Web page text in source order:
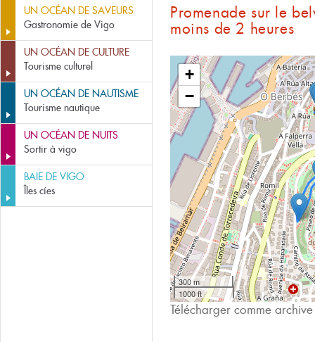
UN OCÉAN DE SAVEURS
Gastronomie de Vigo
UN OCÉAN DE CULTURE
Tourisme culturel
UN OCÉAN DE NAUTISME
Tourisme nautique
UN OCÉAN DE NUITS
Sortir à vigo
BAIE DE VIGO
Îles cíes
Promenade sur le
moins de 2 heures
+
−
300 m
1000 ft
Télécharger comme archive